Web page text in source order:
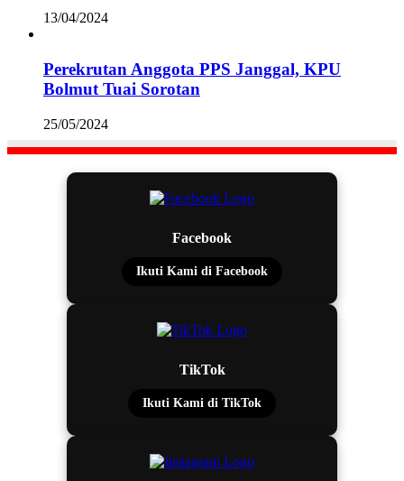
13/04/2024
Perekrutan Anggota PPS Janggal, KPU
Bolmut Tuai Sorotan
25/05/2024
Facebook
Ikuti Kami di Facebook
TikTok
Ikuti Kami di TikTok